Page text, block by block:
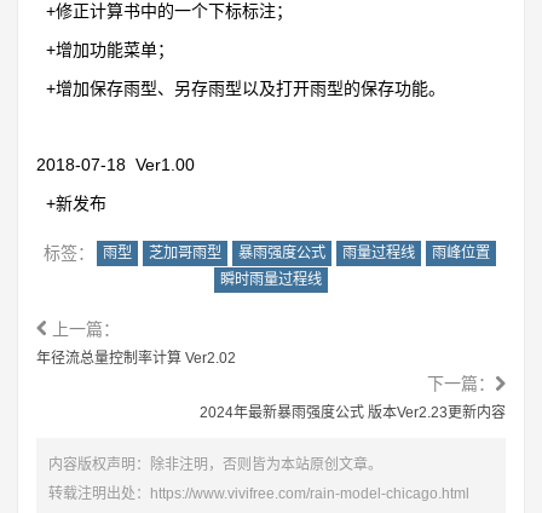
+修正计算书中的一个下标标注；
+增加功能菜单；
+增加保存雨型、另存雨型以及打开雨型的保存功能。
2018-07-18 Ver1.00
+新发布
标签： 雨型 芝加哥雨型 暴雨强度公式 雨量过程线
雨峰位置
瞬时雨量过程线
上一篇：
年径流总量控制率计算 Ver2.02
下一篇：
2024年最新暴雨强度公式 版本Ver2.23更新内容
内容版权声明：除非注明，否则皆为本站原创文章。
转载注明出处： https://www.vivifree.com/rain-model-chicago.html